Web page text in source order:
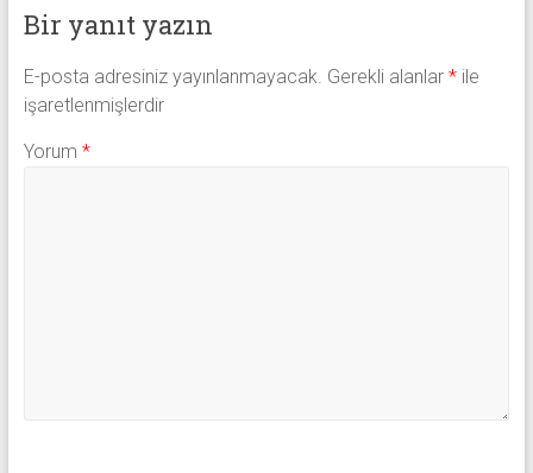
Bir yanıt yazın
E-posta adresiniz yayınlanmayacak. Gerekli alanlar *ile
işaretlenmişlerdir
Yorum *